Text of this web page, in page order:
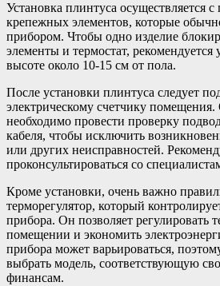
Установка плинтуса осуществляется
крепежных элементов, которые
прибором. Чтобы одно изделие
элементы и термостат, рекомендуется
высоте около 10-15 см от пола.
После установки плинтуса следует
электрическому счетчику
необходимо провести проверку
кабеля, чтобы исключить
или других неисправностей.
проконсультироваться со
Кроме установки, очень важно
терморегулятор, который
прибора. Он позволяет регулировать
помещении и экономить
прибора может варьироваться,
выбрать модель, соответствующую
финансам.